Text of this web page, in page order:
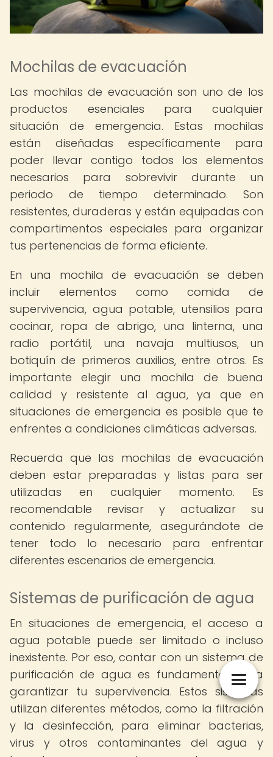
Mochilas de evacuación
Las mochilas de evacuación son uno de los
productos esenciales para cualquier
situación de emergencia. Estas mochilas
están diseñadas específicamente para
poder llevar contigo todos los elementos
necesarios para sobrevivir durante un
periodo de tiempo determinado. Son
resistentes, duraderas y están equipadas con
compartimentos especiales para organizar
tus pertenencias de forma eficiente.
En una mochila de evacuación se deben
incluir elementos como comida de
supervivencia, agua potable, utensilios para
cocinar, ropa de abrigo, una linterna, una
radio portátil, una navaja multiusos, un
botiquín de primeros auxilios, entre otros. Es
importante elegir una mochila de buena
calidad y resistente al agua, ya que en
situaciones de emergencia es posible que te
enfrentes a condiciones climáticas adversas.
Recuerda que las mochilas de evacuación
deben estar preparadas y listas para ser
utilizadas en cualquier momento. Es
recomendable revisar y actualizar su
contenido regularmente, asegurándote de
tener todo lo necesario para enfrentar
diferentes escenarios de emergencia.
Sistemas de purificación de agua
En situaciones de emergencia, el acceso a
agua potable puede ser limitado o incluso
inexistente. Por eso, contar con un sistema de
purificación de agua es fundamental para
garantizar tu supervivencia. Estos sistemas
utilizan diferentes métodos, como la filtración
y la desinfección, para eliminar bacterias,
virus y otros contaminantes del agua y